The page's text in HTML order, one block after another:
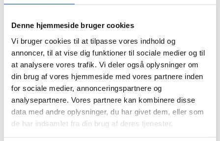
Denne hjemmeside bruger cookies
Vi bruger cookies til at tilpasse vores indhold og
annoncer, til at vise dig funktioner til sociale medier og til
at analysere vores trafik. Vi deler også oplysninger om
din brug af vores hjemmeside med vores partnere inden
for sociale medier, annonceringspartnere og
analysepartnere. Vores partnere kan kombinere disse
data med andre oplysninger, du har givet dem, eller som
de har indsamlet fra din brug af deres tjenester.
A) En erhvervsfaglig eksamen, som er adgangsgivende
i uddannelseslandet, men som adskiller sig væsentligt
fra en adgangsgivende eksamen i Danmark, og som er
kendetegnet ved:
at den har et fagligt/beskæftigelsesorienteret
indhold kombineret med få almene elementer, som
hvad angår niveau og omfang adskiller sig
væsentlig fra minimumskravene i en dansk
adgangsgivende eksamen
at den er adgangsgivende til alle videregående